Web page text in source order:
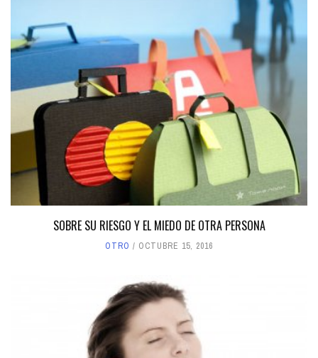
SOBRE SU RIESGO Y EL MIEDO DE OTRA PERSONA
OTRO OCTUBRE 15, 2016